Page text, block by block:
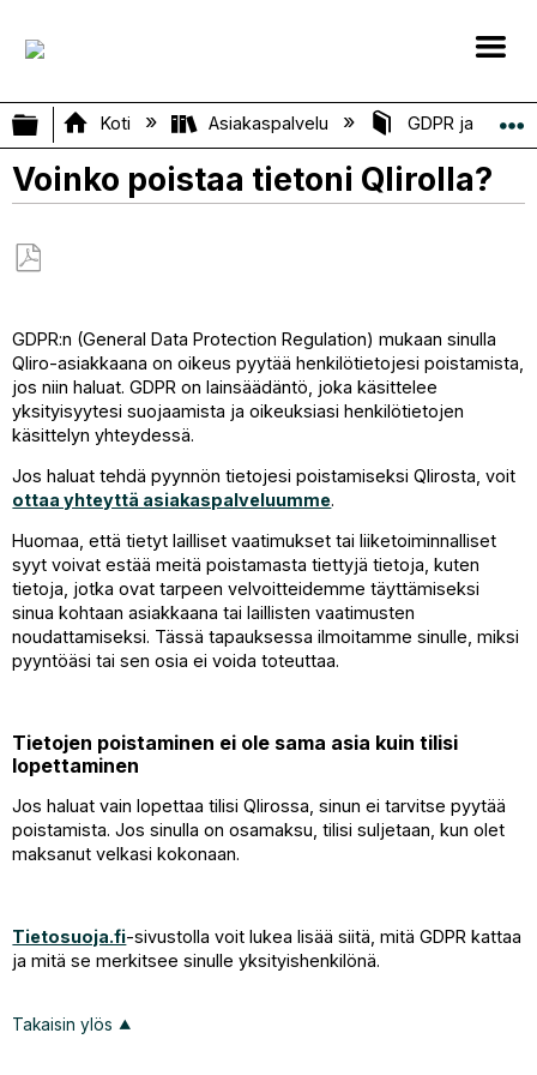
Laajenna/kutista globaali hierarkia
Koti Asiakaspalvelu GDPR ja
Voinko poistaa tietoni Qlirolla?
tiedostona
GDPR:n (General Data Protection Regulation) mukaan sinulla
Qliro-asiakkaana on oikeus pyytää henkilötietojesi poistamista,
jos niin haluat. GDPR on lainsäädäntö, joka käsittelee
yksityisyytesi suojaamista ja oikeuksiasi henkilötietojen
käsittelyn yhteydessä.
Jos haluat tehdä pyynnön tietojesi poistamiseksi Qlirosta, voit
ottaa yhteyttä asiakaspalveluumme.
Huomaa, että tietyt lailliset vaatimukset tai liiketoiminnalliset
syyt voivat estää meitä poistamasta tiettyjä tietoja, kuten
tietoja, jotka ovat tarpeen velvoitteidemme täyttämiseksi
sinua kohtaan asiakkaana tai laillisten vaatimusten
noudattamiseksi. Tässä tapauksessa ilmoitamme sinulle, miksi
pyyntöäsi tai sen osia ei voida toteuttaa.
Tietojen poistaminen ei ole sama asia kuin tilisi
lopettaminen
Jos haluat vain lopettaa tilisi Qlirossa, sinun ei tarvitse pyytää
poistamista. Jos sinulla on osamaksu, tilisi suljetaan, kun olet
maksanut velkasi kokonaan.
Tietosuoja.fi-sivustolla voit lukea lisää siitä, mitä GDPR kattaa
ja mitä se merkitsee sinulle yksityishenkilönä.
Takaisin ylös